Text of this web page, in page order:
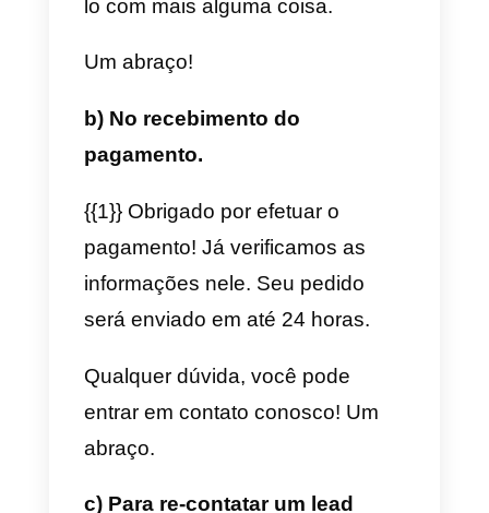
negócios do WhatsApp
Aqui estão 17 modelos para usar
na API do WhatsApp Business.
Esses modelos são editáveis,
mas lembre-se de que nem
aprovados pelo WhatsApp.
Portanto, você deve ter cuidado